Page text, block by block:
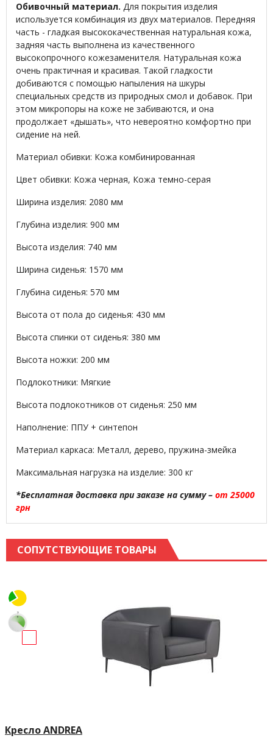
Обивочный материал. Для покрытия изделия
используется комбинация из двух материалов. Передняя
часть - гладкая высококачественная натуральная кожа,
задняя часть выполнена из качественного
высокопрочного кожезаменителя. Натуральная кожа
очень практичная и красивая. Такой гладкости
добиваются с помощью напыления на шкуры
специальных средств из природных смол и добавок. При
этом микропоры на коже не забиваются, и она
продолжает «дышать», что невероятно комфортно при
сидение на ней.
Материал обивки: Кожа комбинированная
Цвет обивки: Кожа черная, Кожа темно-серая
Ширина изделия: 2080 мм
Глубина изделия: 900 мм
Высота изделия: 740 мм
Ширина сиденья: 1570 мм
Глубина сиденья: 570 мм
Высота от пола до сиденья: 430 мм
Высота спинки от сиденья: 380 мм
Высота ножки: 200 мм
Подлокотники: Мягкие
Высота подлокотников от сиденья: 250 мм
Наполнение: ППУ + синтепон
Материал каркаса: Металл, дерево, пружина-змейка
Максимальная нагрузка на изделие: 300 кг
*Бесплатная доставка при заказе на сумму – от 25000
грн
СОПУТСТВУЮЩИЕ ТОВАРЫ
Кресло ANDREA